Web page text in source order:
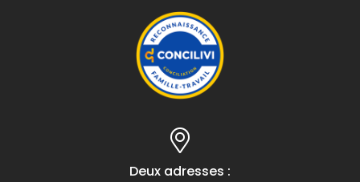
Deux adresses :